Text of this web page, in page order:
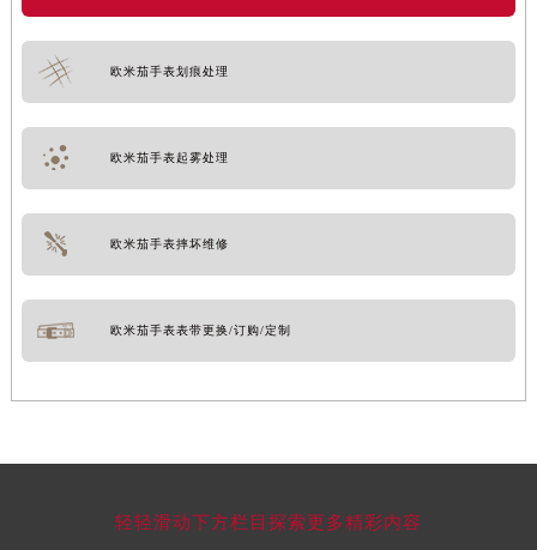
欧米茄手表划痕处理
欧米茄手表起雾处理
欧米茄手表摔坏维修
欧米茄手表表带更换/订购/定制
轻轻滑动下方栏目探索更多精彩内容